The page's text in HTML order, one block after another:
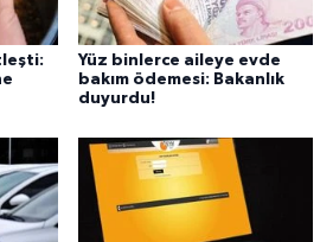
Yüz binlerce aileye evde
bakım ödemesi: Bakanlık
duyurdu!